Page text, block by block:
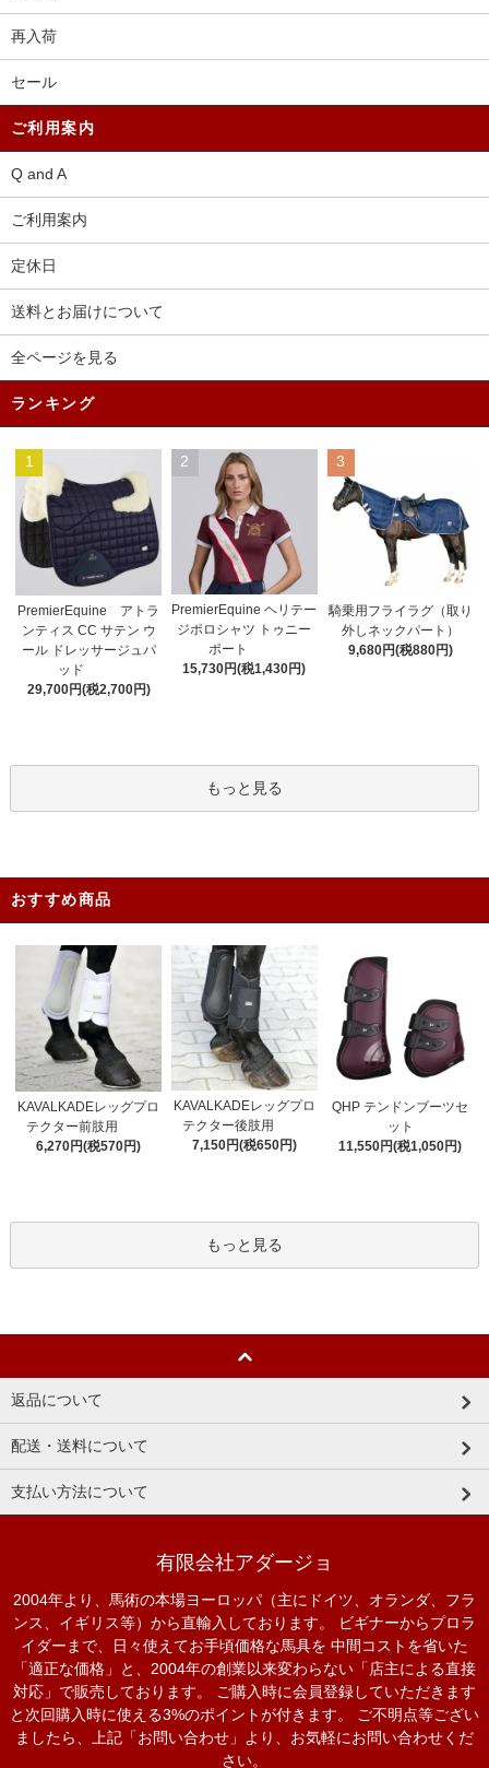
再入荷
セール
ご利用案内
Q and A
ご利用案内
定休日
送料とお届けについて
全ページを見る
ランキング
1
PremierEquine アトラ
ンティス CC サテン ウ
ール ドレッサージュパ
ッド
29,700円(税2,700円)
2
PremierEquine ヘリテー
ジポロシャツ トゥニー
ポート
15,730円(税1,430円)
3
騎乗用フライラグ（取り
外しネックパート）
9,680円(税880円)
もっと見る
おすすめ商品
KAVALKADEレッグプロ
テクター前肢用
6,270円(税570円)
KAVALKADEレッグプロ
テクター後肢用
7,150円(税650円)
QHP テンドンブーツセ
ット
11,550円(税1,050円)
もっと見る
返品について
配送・送料について
支払い方法について
有限会社アダージョ
2004年より、馬術の本場ヨーロッパ（主にドイツ、オランダ、フラ
ンス、イギリス等）から直輸入しております。 ビギナーからプロラ
イダーまで、日々使えてお手頃価格な馬具を 中間コストを省いた
「適正な価格」と、2004年の創業以来変わらない「店主による直接
対応」で販売しております。 ご購入時に会員登録していただきます
と次回購入時に使える3%のポイントが付きます。 ご不明点等ござい
ましたら、上記「お問い合わせ」より、お気軽にお問い合わせくだ
さい。